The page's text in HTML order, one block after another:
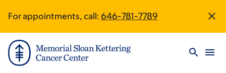
contenido
principal
to
footer
For appointments, call: 646-781-7789
Site
Footer